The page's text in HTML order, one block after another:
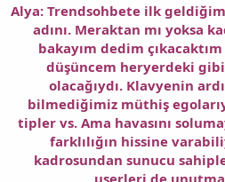
Alya: Trendsohbete ilk
adını. Meraktan mı yoksa
bakayım dedim
düşüncem heryerdeki
olacağıydı. Klavyenin
bilmediğimiz müthiş
tipler vs. Ama havasını
farklılığın hissine
kadrosundan sunucu
userleri de